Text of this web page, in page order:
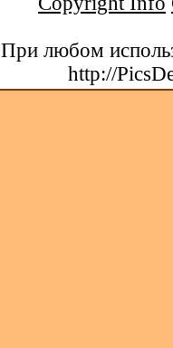
При любом
http://